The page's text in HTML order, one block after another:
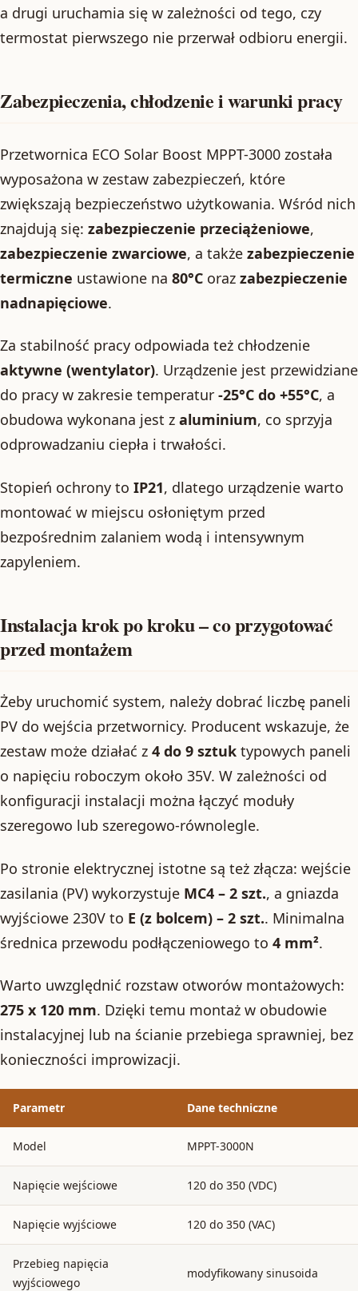
a drugi uruchamia się w zależności od tego, czy
termostat pierwszego nie przerwał odbioru energii.
Zabezpieczenia, chłodzenie i warunki pracy
Przetwornica ECO Solar Boost MPPT-3000 została
wyposażona w zestaw zabezpieczeń, które
zwiększają bezpieczeństwo użytkowania. Wśród nich
znajdują się: zabezpieczenie przeciążeniowe,
zabezpieczenie zwarciowe, a także zabezpieczenie
termiczne ustawione na 80°C oraz zabezpieczenie
nadnapięciowe.
Za stabilność pracy odpowiada też chłodzenie
aktywne (wentylator). Urządzenie jest przewidziane
do pracy w zakresie temperatur -25°C do +55°C, a
obudowa wykonana jest z aluminium, co sprzyja
odprowadzaniu ciepła i trwałości.
Stopień ochrony to IP21, dlatego urządzenie warto
montować w miejscu osłoniętym przed
bezpośrednim zalaniem wodą i intensywnym
zapyleniem.
Instalacja krok po kroku – co przygotować
przed montażem
Żeby uruchomić system, należy dobrać liczbę paneli
PV do wejścia przetwornicy. Producent wskazuje, że
zestaw może działać z 4 do 9 sztuk typowych paneli
o napięciu roboczym około 35V. W zależności od
konfiguracji instalacji można łączyć moduły
szeregowo lub szeregowo-równolegle.
Po stronie elektrycznej istotne są też złącza: wejście
zasilania (PV) wykorzystuje MC4 – 2 szt., a gniazda
wyjściowe 230V to E (z bolcem) – 2 szt.. Minimalna
średnica przewodu podłączeniowego to 4 mm².
Warto uwzględnić rozstaw otworów montażowych:
275 x 120 mm. Dzięki temu montaż w obudowie
instalacyjnej lub na ścianie przebiega sprawniej, bez
konieczności improwizacji.
Parametr Dane techniczne
Model MPPT-3000N
Napięcie wejściowe 120 do 350 (VDC)
Napięcie wyjściowe 120 do 350 (VAC)
Przebieg napięcia
wyjściowego
modyfikowany sinusoida